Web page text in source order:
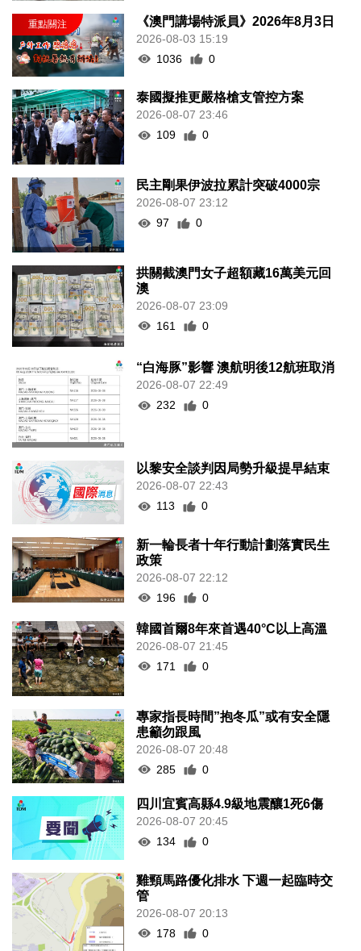
《澳門講場特派員》2026年8月3日
2026-08-03 15:19
1036
0
泰國擬推更嚴格槍支管控方案
2026-08-07 23:46
109
0
民主剛果伊波拉累計突破4000宗
2026-08-07 23:12
97
0
拱關截澳門女子超額藏16萬美元回
澳
2026-08-07 23:09
161
0
“白海豚”影響 澳航明後12航班取消
2026-08-07 22:49
232
0
以黎安全談判因局勢升級提早結束
2026-08-07 22:43
113
0
新一輪長者十年行動計劃落實民生
政策
2026-08-07 22:12
196
0
韓國首爾8年來首遇40°C以上高溫
2026-08-07 21:45
171
0
專家指長時間”抱冬瓜”或有安全隱
患籲勿跟風
2026-08-07 20:48
285
0
四川宜賓高縣4.9級地震釀1死6傷
2026-08-07 20:45
134
0
雞頸馬路優化排水 下週一起臨時交
管
2026-08-07 20:13
178
0